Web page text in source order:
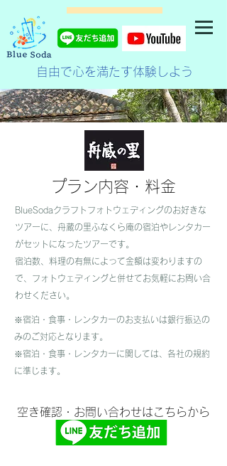
自由で心を満たす体験しよう
プラン内容・料金
BlueSodaクラフトフォトウェディングのお好きな
ツアーに、舟蔵の里ふなくら庵の宿泊やレンタカー
がセットになったツアーです。
​宿泊数、料理の有無によって金額は変わりますの
で、フォトウェディングと併せてお気軽にお問い合
わせください。
※宿泊・食事・レンタカーのお支払いは銀行振込の
みのご対応となります。
​※宿泊・食事・レンタカーに関しては、各社の規約
に準じます。
​空き確認・お問い合わせはこちらから